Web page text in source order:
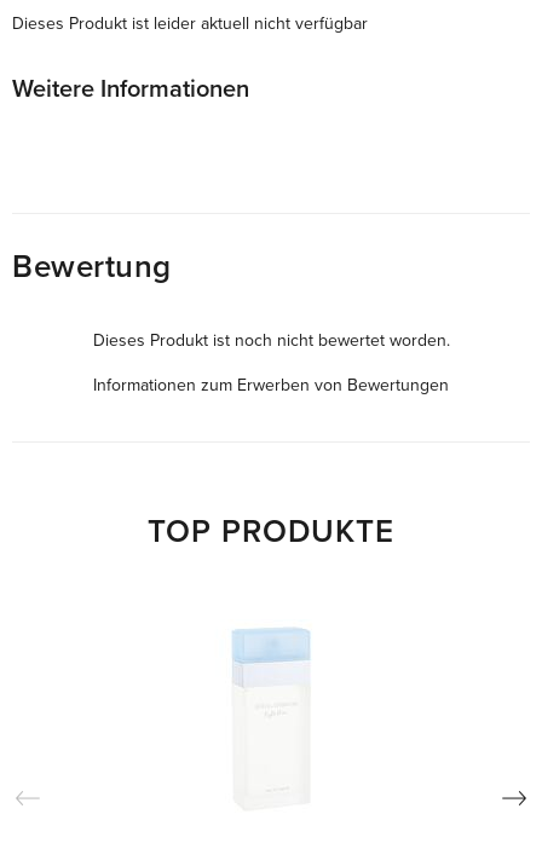
Dieses Produkt ist leider aktuell nicht verfügbar
Weitere Informationen
Bewertung
Dieses Produkt ist noch nicht bewertet worden.
Informationen zum Erwerben von Bewertungen
TOP PRODUKTE